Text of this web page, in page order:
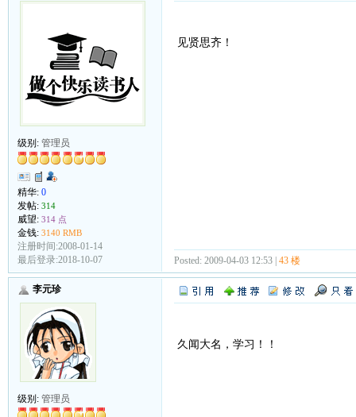
级别: 管理员
精华: 0
发帖: 314
威望: 314 点
金钱: 3140 RMB
注册时间:2008-01-14
最后登录:2018-10-07
见贤思齐！
Posted: 2009-04-03 12:53 | 43 楼
李元珍
级别: 管理员
久闻大名，学习！！